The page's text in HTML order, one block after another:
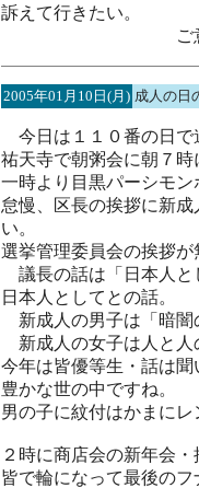
訴えて行きたい
ご意見を承
2005年01月10日(月) 成人の日
今日は１１０番の日で
祐天寺で朝粥会に朝７時
一時より目黒パーシモ
怠慢、区長の挨拶に新
い。
選挙管理委員会の挨拶
議長の話は「日本人と
日本人としてとの話。
新成人の男子は「暗闇
新成人の女子は人と人
今年は皆優等生・話は聞
豊かな世の中ですね。
男の子に紋付はかまにレ
２時に商店会の新年会
皆で輪になって最後のフ